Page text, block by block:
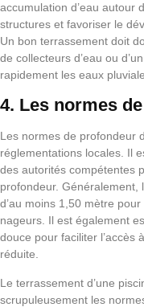
accumulation d’eau autour
structures et favoriser le
Un bon terrassement doit
de collecteurs d’eau ou
rapidement les eaux
4. Les normes
Les normes de profondeur
réglementations locales. Il
des autorités compétentes
profondeur.
d’au moins 1,50 mètre
nageurs. Il est également
douce pour faciliter l’accès
réduite.
Le terrassement d’une
scrupuleusement les